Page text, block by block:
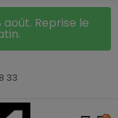
Reprise le
33